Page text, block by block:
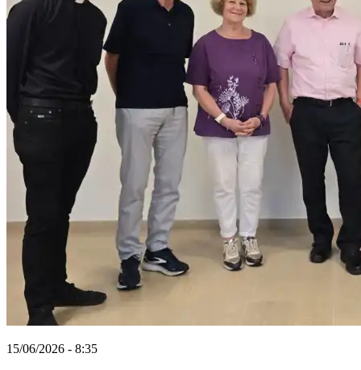
15/06/2026 - 8:35